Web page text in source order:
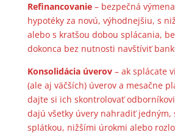
Refinancovanie– bezpečná
hypotéky za novú, výhodnejšiu, s
alebo s kratšou dobou splácania,
dokonca bez nutnosti navštíviť
Konsolidácia úverov– ak splácate
(ale aj väčších) úverov a mesačne
dajte si ich skontrolovať
dajú všetky úvery nahradiť jedným,
splátkou, nižšími úrokmi alebo